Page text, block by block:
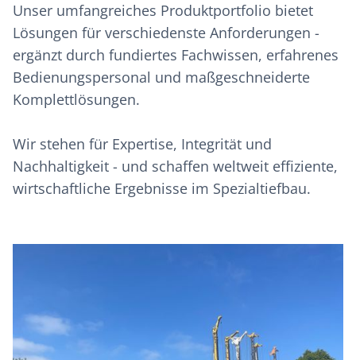
Unser umfangreiches Produktportfolio bietet
Lösungen für verschiedenste Anforderungen -
ergänzt durch fundiertes Fachwissen, erfahrenes
Bedienungspersonal und maßgeschneiderte
Komplettlösungen.
Wir stehen für Expertise, Integrität und
Nachhaltigkeit - und schaffen weltweit effiziente,
wirtschaftliche Ergebnisse im Spezialtiefbau.